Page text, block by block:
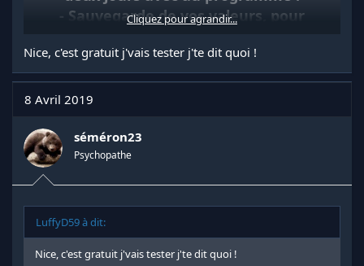
- Sauvegarde de vos valeurs, pour
avoir à refaire
- Ajout de la possibilité de mettre plus
Cliquez pour agrandir...
Nice, c'est gratuit j'vais tester j'te dit quoi !
8 Avril 2019
séméron23
Psychopathe
LuffyD59 à dit:
Nice, c'est gratuit j'vais tester j'te dit quoi !